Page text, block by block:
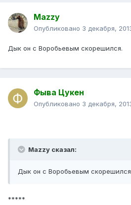
Mazzy
Опубликовано 3 декабря,
Дык он с Воробьевым скорешился.
Фыва Цукен
Опубликовано 3 декабря,
Mazzy сказал:
Дык он с Воробьевым
*****